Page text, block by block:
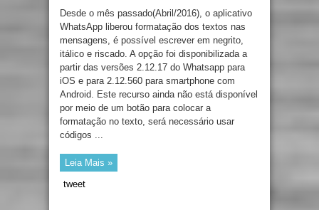
Desde o mês passado(Abril/2016), o aplicativo
WhatsApp liberou formatação dos textos nas
mensagens, é possível escrever em negrito,
itálico e riscado. A opção foi disponibilizada a
partir das versões 2.12.17 do Whatsapp para
iOS e para 2.12.560 para smartphone com
Android. Este recurso ainda não está disponível
por meio de um botão para colocar a
formatação no texto, será necessário usar
códigos ...
Leia Mais »
tweet